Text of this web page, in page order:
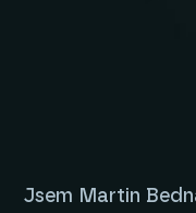
Jsem Martin